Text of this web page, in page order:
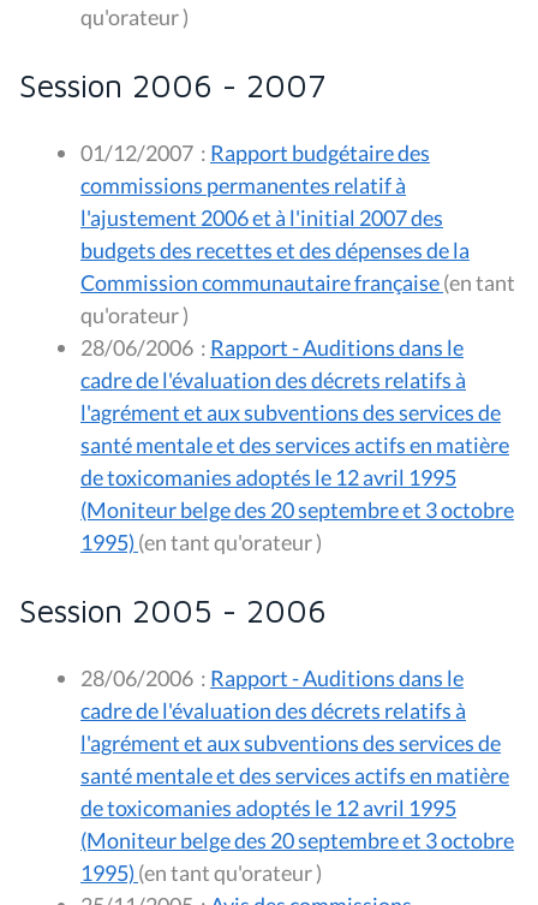
qu'orateur )
Session 2006 - 2007
01/12/2007 : Rapport budgétaire des
commissions permanentes relatif à
l'ajustement 2006 et à l'initial 2007 des
budgets des recettes et des dépenses de la
Commission communautaire française(en tant
qu'orateur )
28/06/2006 : Rapport - Auditions dans le
cadre de l'évaluation des décrets relatifs à
l'agrément et aux subventions des services de
santé mentale et des services actifs en matière
de toxicomanies adoptés le 12 avril 1995
(Moniteur belge des 20 septembre et 3 octobre
1995)
(en tant qu'orateur )
Session 2005 - 2006
28/06/2006 : Rapport - Auditions dans le
cadre de l'évaluation des décrets relatifs à
l'agrément et aux subventions des services de
santé mentale et des services actifs en matière
de toxicomanies adoptés le 12 avril 1995
(Moniteur belge des 20 septembre et 3 octobre
1995)
(en tant qu'orateur )